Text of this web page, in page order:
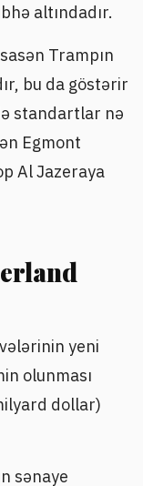
altındadır.
Trampın
bu da göstərir
standartlar nə
Egmont
Al Jazeraya
yeni
olunması
dollar)
sənaye